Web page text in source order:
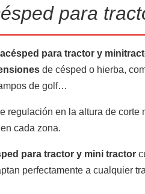
para
para tractor y
de césped o hierba,
de golf…
regulación en la altura de
cada zona.
para tractor y mini tractor
perfectamente a cualquier